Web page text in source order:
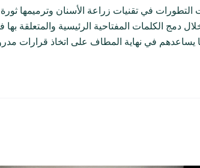
التطورات في تقنيات زراعة الأسنان وترميمها
دمج الكلمات المفتاحية الرئيسية والمتعلقة
يساعدهم في نهاية المطاف على اتخاذ قرارات